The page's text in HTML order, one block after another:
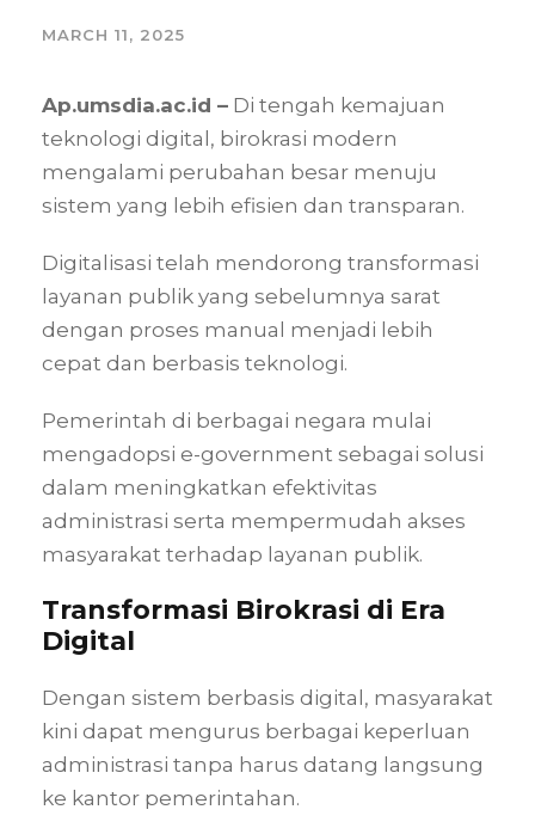
MARCH 11, 2025
Ap.umsdia.ac.id – Di tengah kemajuan
teknologi digital, birokrasi modern
mengalami perubahan besar menuju
sistem yang lebih efisien dan transparan.
Digitalisasi telah mendorong transformasi
layanan publik yang sebelumnya sarat
dengan proses manual menjadi lebih
cepat dan berbasis teknologi.
Pemerintah di berbagai negara mulai
mengadopsi e-government sebagai solusi
dalam meningkatkan efektivitas
administrasi serta mempermudah akses
masyarakat terhadap layanan publik.
Transformasi Birokrasi di Era
Digital
Dengan sistem berbasis digital, masyarakat
kini dapat mengurus berbagai keperluan
administrasi tanpa harus datang langsung
ke kantor pemerintahan.